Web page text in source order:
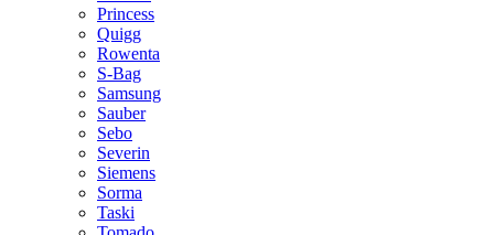
Princess
Quigg
Rowenta
S-Bag
Samsung
Sauber
Sebo
Severin
Siemens
Sorma
Taski